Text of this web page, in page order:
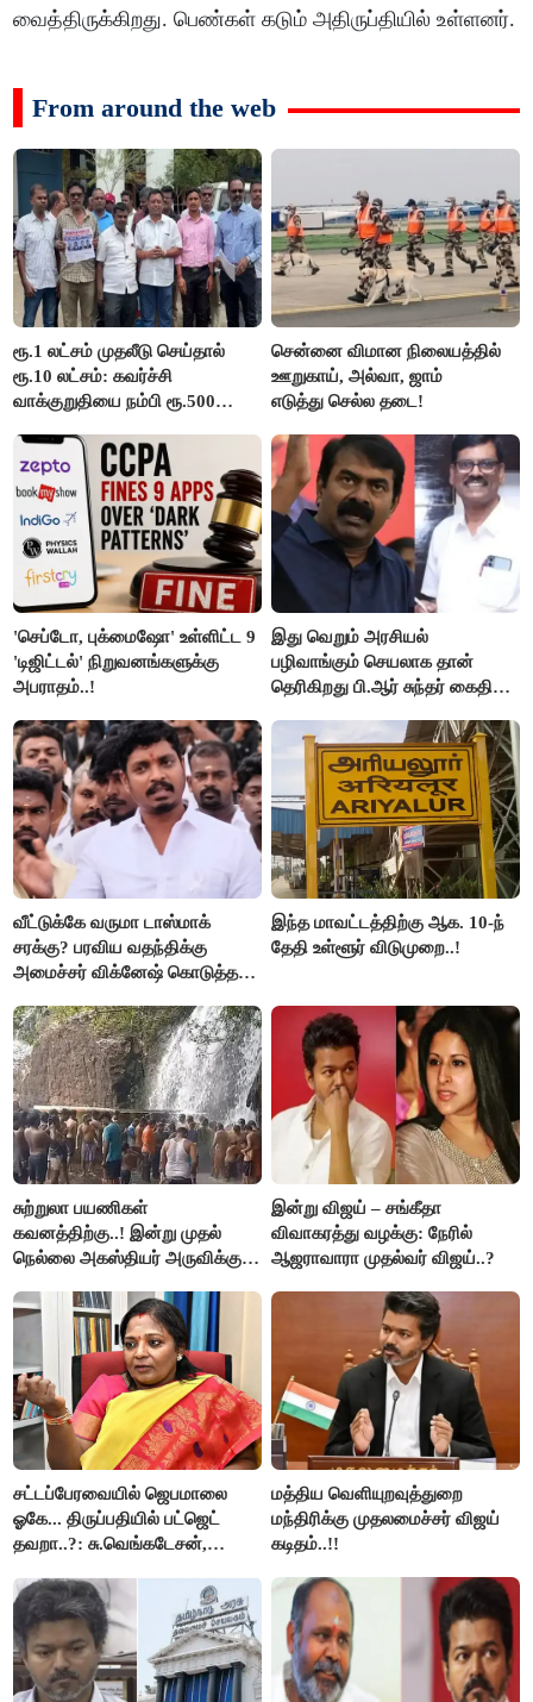
வைத்திருக்கிறது. பெண்கள் கடும் அதிருப்தியில் உள்ளனர்.
From around the web
ரூ.1 லட்சம் முதலீடு செய்தால்
ரூ.10 லட்சம்: கவர்ச்சி
வாக்குறுதியை நம்பி ரூ.500
மக்கள்!
சென்னை விமான நிலையத்தில்
ஊறுகாய், அல்வா, ஜாம்
எடுத்து செல்ல தடை!
'செப்டோ, புக்மைஷோ' உள்ளிட்ட 9
'டிஜிட்டல்' நிறுவனங்களுக்கு
அபராதம்..!
இது வெறும் அரசியல்
பழிவாங்கும் செயலாக தான்
தெரிகிறது பி.ஆர் சுந்தர் கைதிற்கு
வீட்டுக்கே வருமா டாஸ்மாக்
சரக்கு? பரவிய வதந்திக்கு
அமைச்சர் விக்னேஷ் கொடுத்த
இந்த மாவட்டத்திற்கு ஆக. 10-ந்
தேதி உள்ளூர் விடுமுறை..!
சுற்றுலா பயணிகள்
கவனத்திற்கு..! இன்று முதல்
நெல்லை அகஸ்தியர் அருவிக்கு
இன்று விஜய் – சங்கீதா
விவாகரத்து வழக்கு: நேரில்
ஆஜராவாரா முதல்வர் விஜய்..?
சட்டப்பேரவையில் ஜெபமாலை
ஓகே... திருப்பதியில் பட்ஜெட்
தவறா..?: சு.வெங்கடேசன்,
கேள்வி..!
மத்திய வெளியுறவுத்துறை
மந்திரிக்கு முதலமைச்சர் விஜய்
கடிதம்..!!